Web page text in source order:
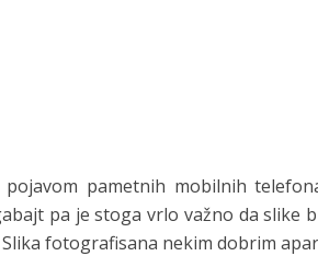
pametnih mobilnih
pa je stoga vrlo važno da slike
fotografisana nekim dobrim